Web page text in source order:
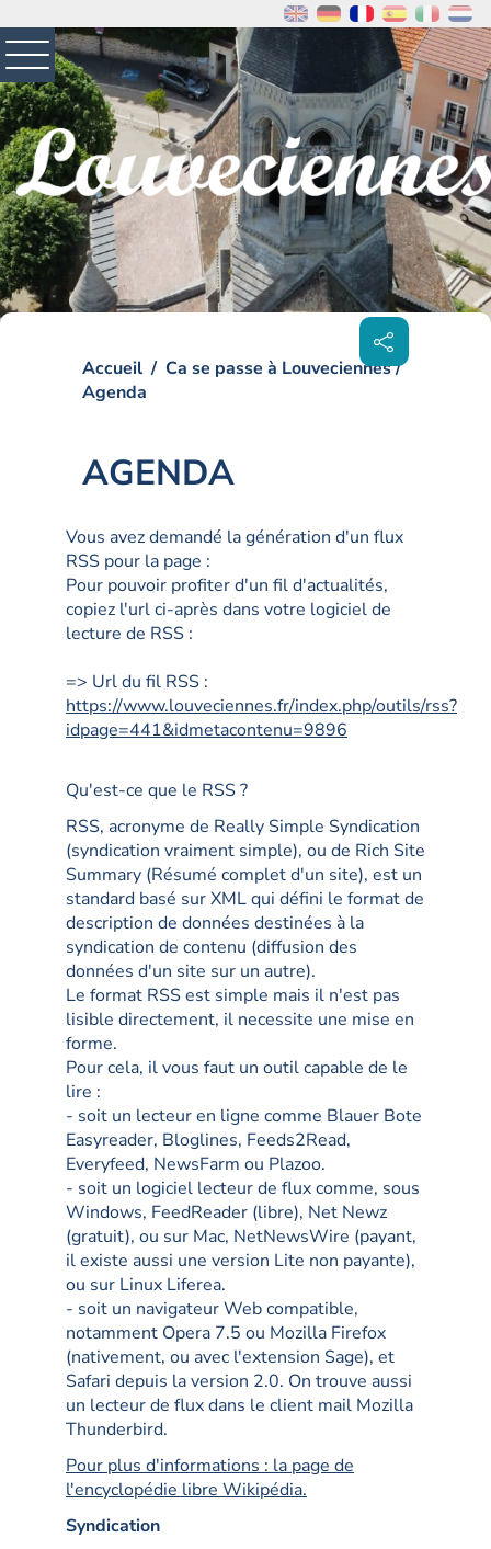
MENU
PRINCIPAL
Visiter la page accueil du site de Louveciennes
Accueil
Ca se passe à Louveciennes
Agenda
Partager
sur les
réseaux
sociaux
AGENDA
Vous avez demandé la génération d'un flux
RSS pour la page :
Pour pouvoir profiter d'un fil d'actualités,
copiez l'url ci-après dans votre logiciel de
lecture de RSS :
=> Url du fil RSS :
https://www.louveciennes.fr/index.php/outils/rss?
idpage=441&idmetacontenu=9896
Qu'est-ce que le RSS ?
RSS, acronyme de Really Simple Syndication
(syndication vraiment simple), ou de Rich Site
Summary (Résumé complet d'un site), est un
standard basé sur XML qui défini le format de
description de données destinées à la
syndication de contenu (diffusion des
données d'un site sur un autre).
Le format RSS est simple mais il n'est pas
lisible directement, il necessite une mise en
forme.
Pour cela, il vous faut un outil capable de le
lire :
- soit un lecteur en ligne comme Blauer Bote
Easyreader, Bloglines, Feeds2Read,
Everyfeed, NewsFarm ou Plazoo.
- soit un logiciel lecteur de flux comme, sous
Windows, FeedReader (libre), Net Newz
(gratuit), ou sur Mac, NetNewsWire (payant,
il existe aussi une version Lite non payante),
ou sur Linux Liferea.
- soit un navigateur Web compatible,
notamment Opera 7.5 ou Mozilla Firefox
(nativement, ou avec l'extension Sage), et
Safari depuis la version 2.0. On trouve aussi
un lecteur de flux dans le client mail Mozilla
Thunderbird.
Pour plus d'informations : la page de
l'encyclopédie libre Wikipédia.
Syndication